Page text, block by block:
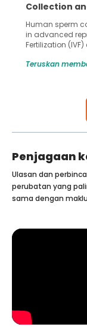
Collection
Human sperm
in advanced
Fertilization
challenges and
collected, they
Teruskan
Penjagaan
Ulasan dan
perubatan yang
sama dengan